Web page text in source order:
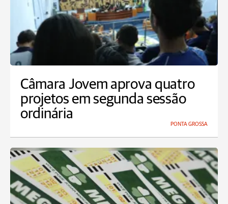
Câmara Jovem aprova quatro
projetos em segunda sessão
ordinária
PONTA GROSSA